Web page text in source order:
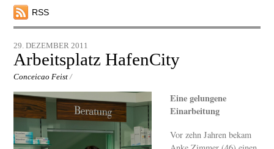
RSS
29. DEZEMBER 2011
Arbeitsplatz HafenCity
Conceicao Feist /
Eine gelungene
Einarbeitung
Vor zehn Jahren bekam